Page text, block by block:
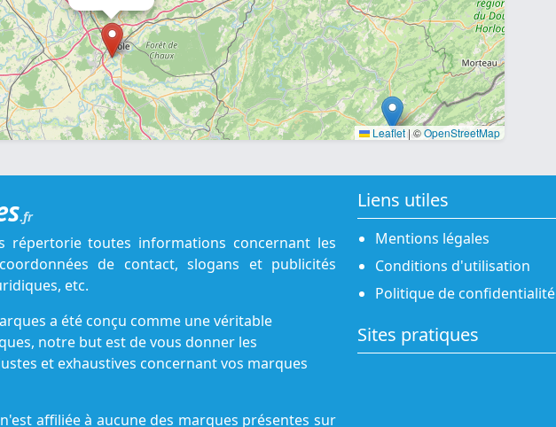
Leaflet |©OpenStreetMap
.fr
répertorie toutes informations concernant les
de contact, slogans et publicités
etc.
a été conçu comme une véritable
notre but est de vous donner les
et exhaustives concernant vos marques
affiliée à aucune des marques présentes sur
Liens utiles
Mentions légales
Conditions d'utilisation
Politique de confidentialité
Sites pratiques